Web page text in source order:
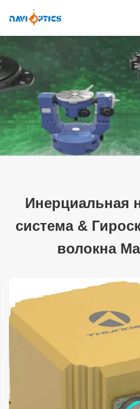
Инерциальная
система &
волокна